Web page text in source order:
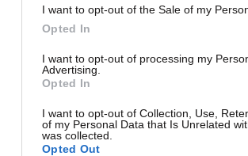
I want to opt-out of the Sale of my
Opted In
I want to opt-out of processing my
Advertising.
Opted In
I want to opt-out of Collection, Use,
of my Personal Data that Is Unrelated
was collected.
Opted Out